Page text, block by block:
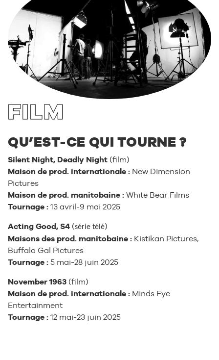
FILM
QU’EST-CE QUI TOURNE ?
Silent Night, Deadly Night (film)
Maison de prod. internationale : New Dimension
Pictures
Maison de prod. manitobaine : White Bear Films
Tournage : 13 avril-9 mai 2025
Acting Good, S4 (série télé)
Maisons des prod. manitobaine : Kistikan Pictures,
Buffalo Gal Pictures
Tournage : 5 mai-28 juin 2025
November 1963 (film)
Maison de prod. internationale : Minds Eye
Entertainment
Tournage : 12 mai-23 juin 2025